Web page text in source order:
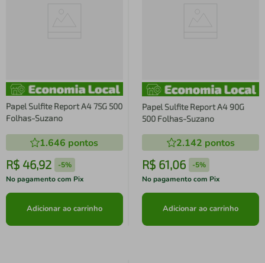
Papel Sulfite Report A4 75G 500
Folhas-Suzano
1.646 pontos
R$ 46,92 -5%
No pagamento com Pix
Adicionar ao carrinho
Papel Sulfite Report A4 90G
500 Folhas-Suzano
2.142 pontos
R$ 61,06 -5%
No pagamento com Pix
Adicionar ao carrinho